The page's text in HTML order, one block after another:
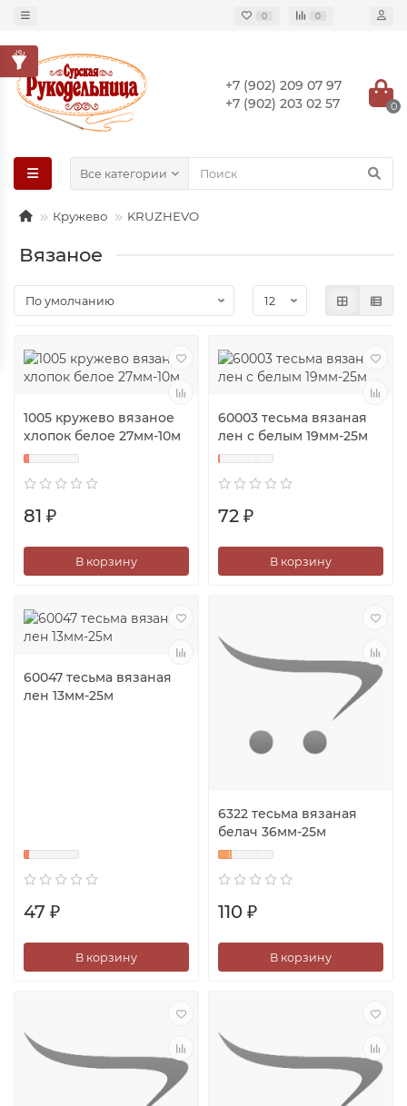
0 0
+7 (902) 209 07 97
+7 (902) 203 02 57
0
Все категории
Кружево KRUZHEVO
Вязаное
1005 кружево вязаное
хлопок белое 27мм-10м
81 ₽
В корзину
60003 тесьма вязаная
лен с белым 19мм-25м
72 ₽
В корзину
60047 тесьма вязаная
лен 13мм-25м
47 ₽
В корзину
6322 тесьма вязаная
белач 36мм-25м
110 ₽
В корзину